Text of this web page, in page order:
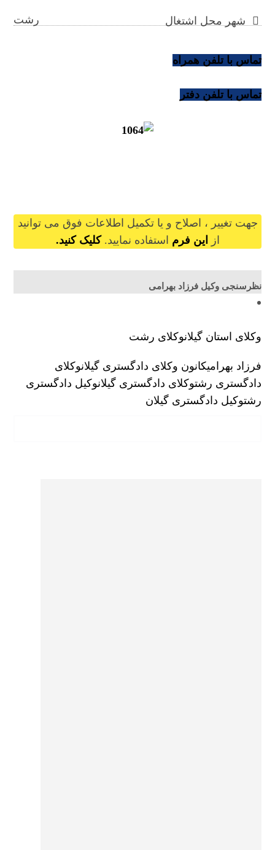
شهر محل اشتغال رشت
تماس با تلفن همراه
تماس با تلفن دفتر
جهت تغییر ، اصلاح و یا تکمیل اطلاعات فوق می توانید
از
این فرم استفاده نمایید. کلیک کنید.
نظرسنجی وکیل فرزاد بهرامی
وکلای استان گیلانوکلای رشت
فرزاد بهرامیکانون وکلای دادگستری گیلانوکلای
دادگستری رشتوکلای دادگستری گیلانوکیل دادگستری
رشتوکیل دادگستری گیلان